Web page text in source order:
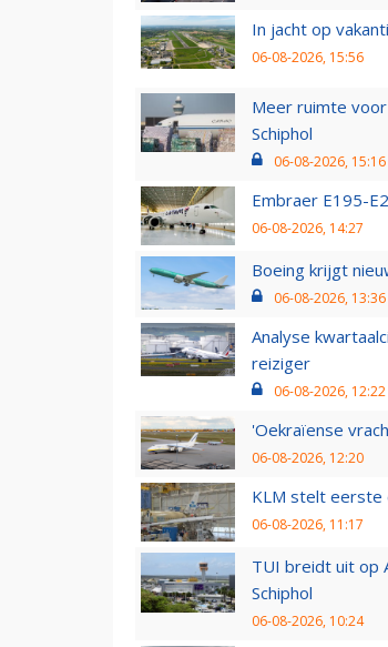
In jacht op
06-08-2026, 15:56
Meer ruimte
Schiphol
06-08-2026, 15:16
Embraer E195-
06-08-2026, 14:27
Boeing krijgt
06-08-2026, 13:36
Analyse
reiziger
06-08-2026, 12:22
'Oekraïense
06-08-2026, 12:20
KLM stelt eerste
06-08-2026, 11:17
TUI breidt uit op
Schiphol
06-08-2026, 10:24